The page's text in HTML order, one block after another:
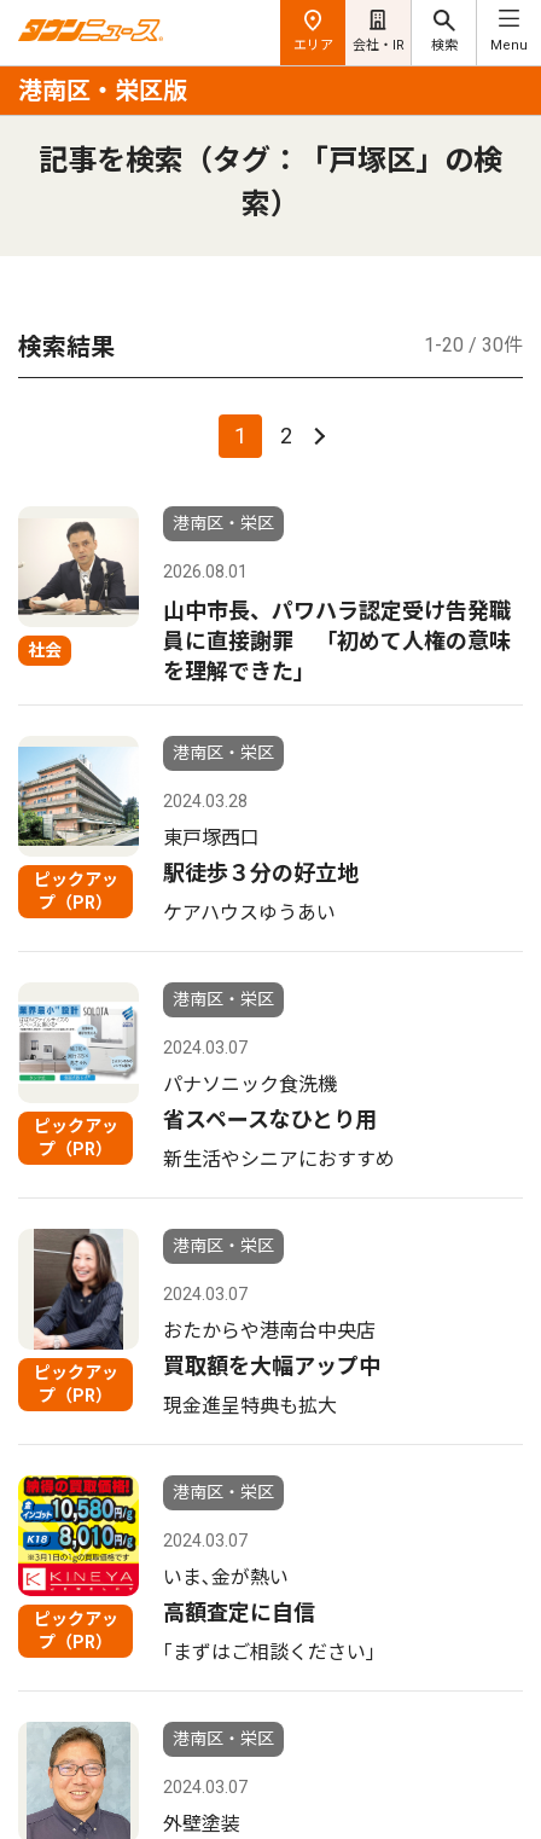
エリア 会社・IR 検索 Menu
港南区・栄区版
記事を検索（タグ：「戸塚区」の検
索）
検索結果 1-20 / 30件
1 2
社会
港南区・栄区
2026.08.01
山中市長、パワハラ認定受け告発職
員に直接謝罪 「初めて人権の意味
を理解できた」
ピックアッ
プ（PR）
港南区・栄区
2024.03.28
東戸塚西口
駅徒歩３分の好立地
ケアハウスゆうあい
ピックアッ
プ（PR）
港南区・栄区
2024.03.07
パナソニック食洗機
省スペースなひとり用
新生活やシニアにおすすめ
ピックアッ
プ（PR）
港南区・栄区
2024.03.07
おたからや港南台中央店
買取額を大幅アップ中
現金進呈特典も拡大
ピックアッ
プ（PR）
港南区・栄区
2024.03.07
いま､金が熱い
高額査定に自信
｢まずはご相談ください｣
港南区・栄区
2024.03.07
外壁塗装